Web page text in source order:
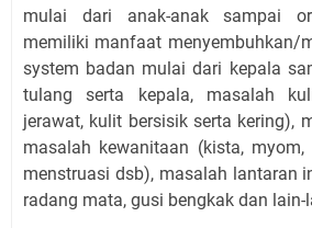
mulai dari anak-anak sampai
memiliki manfaat menyembuhkan/
system badan mulai dari kepala
tulang serta kepala, masalah
jerawat, kulit bersisik serta kering),
masalah kewanitaan (kista, myom,
menstruasi dsb), masalah lantaran
radang mata, gusi bengkak dan lain-